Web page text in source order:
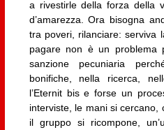
a rivestirle della forza della
d’amarezza. Ora bisogna
tra poveri, rilanciare: serviva
pagare non è un problema
sanzione pecuniaria
bonifiche, nella ricerca,
l’Eternit bis e forse un
interviste, le mani si
il gruppo si ricompone,